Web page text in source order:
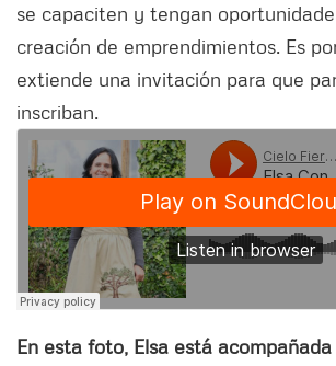
se capaciten y tengan
creación de emprendimientos. Es
extiende una invitación para que
inscriban.
En esta foto, Elsa está